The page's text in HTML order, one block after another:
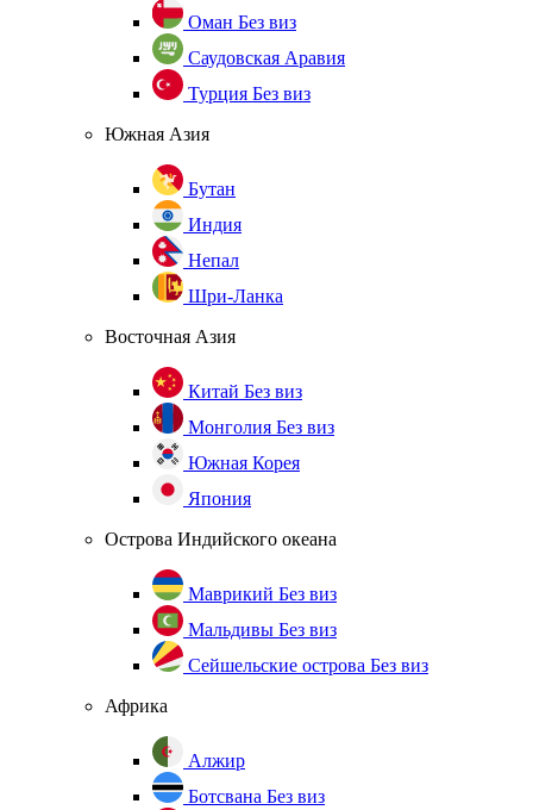
Оман Без виз
Саудовская Аравия
Турция Без виз
Южная Азия
Бутан
Индия
Непал
Шри-Ланка
Восточная Азия
Китай Без виз
Монголия Без виз
Южная Корея
Япония
Острова Индийского океана
Маврикий Без виз
Мальдивы Без виз
Сейшельские острова Без виз
Африка
Алжир
Ботсвана Без виз